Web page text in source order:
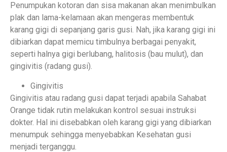
Penumpukan kotoran dan sisa makanan akan menimbulkan
plak dan lama-kelamaan akan mengeras membentuk
karang gigi di sepanjang garis gusi. Nah, jika karang gigi ini
dibiarkan dapat memicu timbulnya berbagai penyakit,
seperti halnya gigi berlubang, halitosis (bau mulut), dan
gingivitis (radang gusi).
Gingivitis
Gingivitis atau radang gusi dapat terjadi apabila Sahabat
Orange tidak rutin melakukan kontrol sesuai instruksi
dokter. Hal ini disebabkan oleh karang gigi yang dibiarkan
menumpuk sehingga menyebabkan Kesehatan gusi
menjadi terganggu.